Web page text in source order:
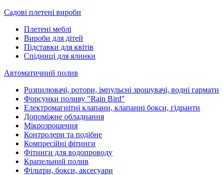
Садові плетені вироби
Плетені меблі
Вироби для дітей
Підставки для квітів
Спідниці для ялинки
Автоматичний полив
Розпилювачі, ротори, імпульсні зрошувачі, водні гармати
Форсунки поливу "Rain Bird"
Електромагнітні клапани, клапанні бокси, гідранти
Допоміжне обладнання
Мікрозрошення
Контролери та подібне
Компресійні фітинги
Фітинги для водопроводу
Крапельний полив
Фільтри, бокси, аксесуари